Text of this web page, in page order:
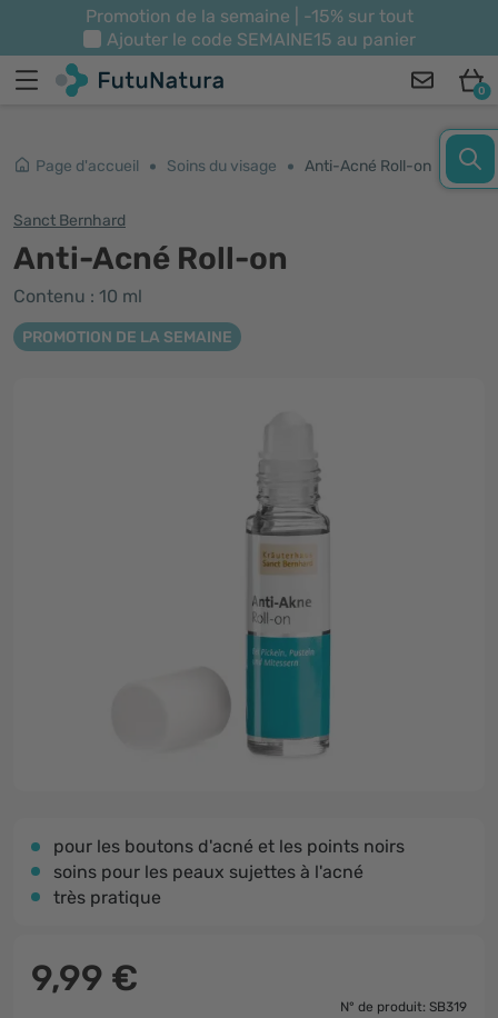
Promotion de la semaine | -15% sur tout
Ajouter le code SEMAINE15 au panier
0
Page d'accueil Soins du visage Anti-Acné Roll-on
Sanct Bernhard
Anti-Acné Roll-on
Contenu : 10 ml
PROMOTION DE LA SEMAINE
pour les boutons d'acné et les points noirs
soins pour les peaux sujettes à l'acné
très pratique
9,99 €
N° de produit: SB319